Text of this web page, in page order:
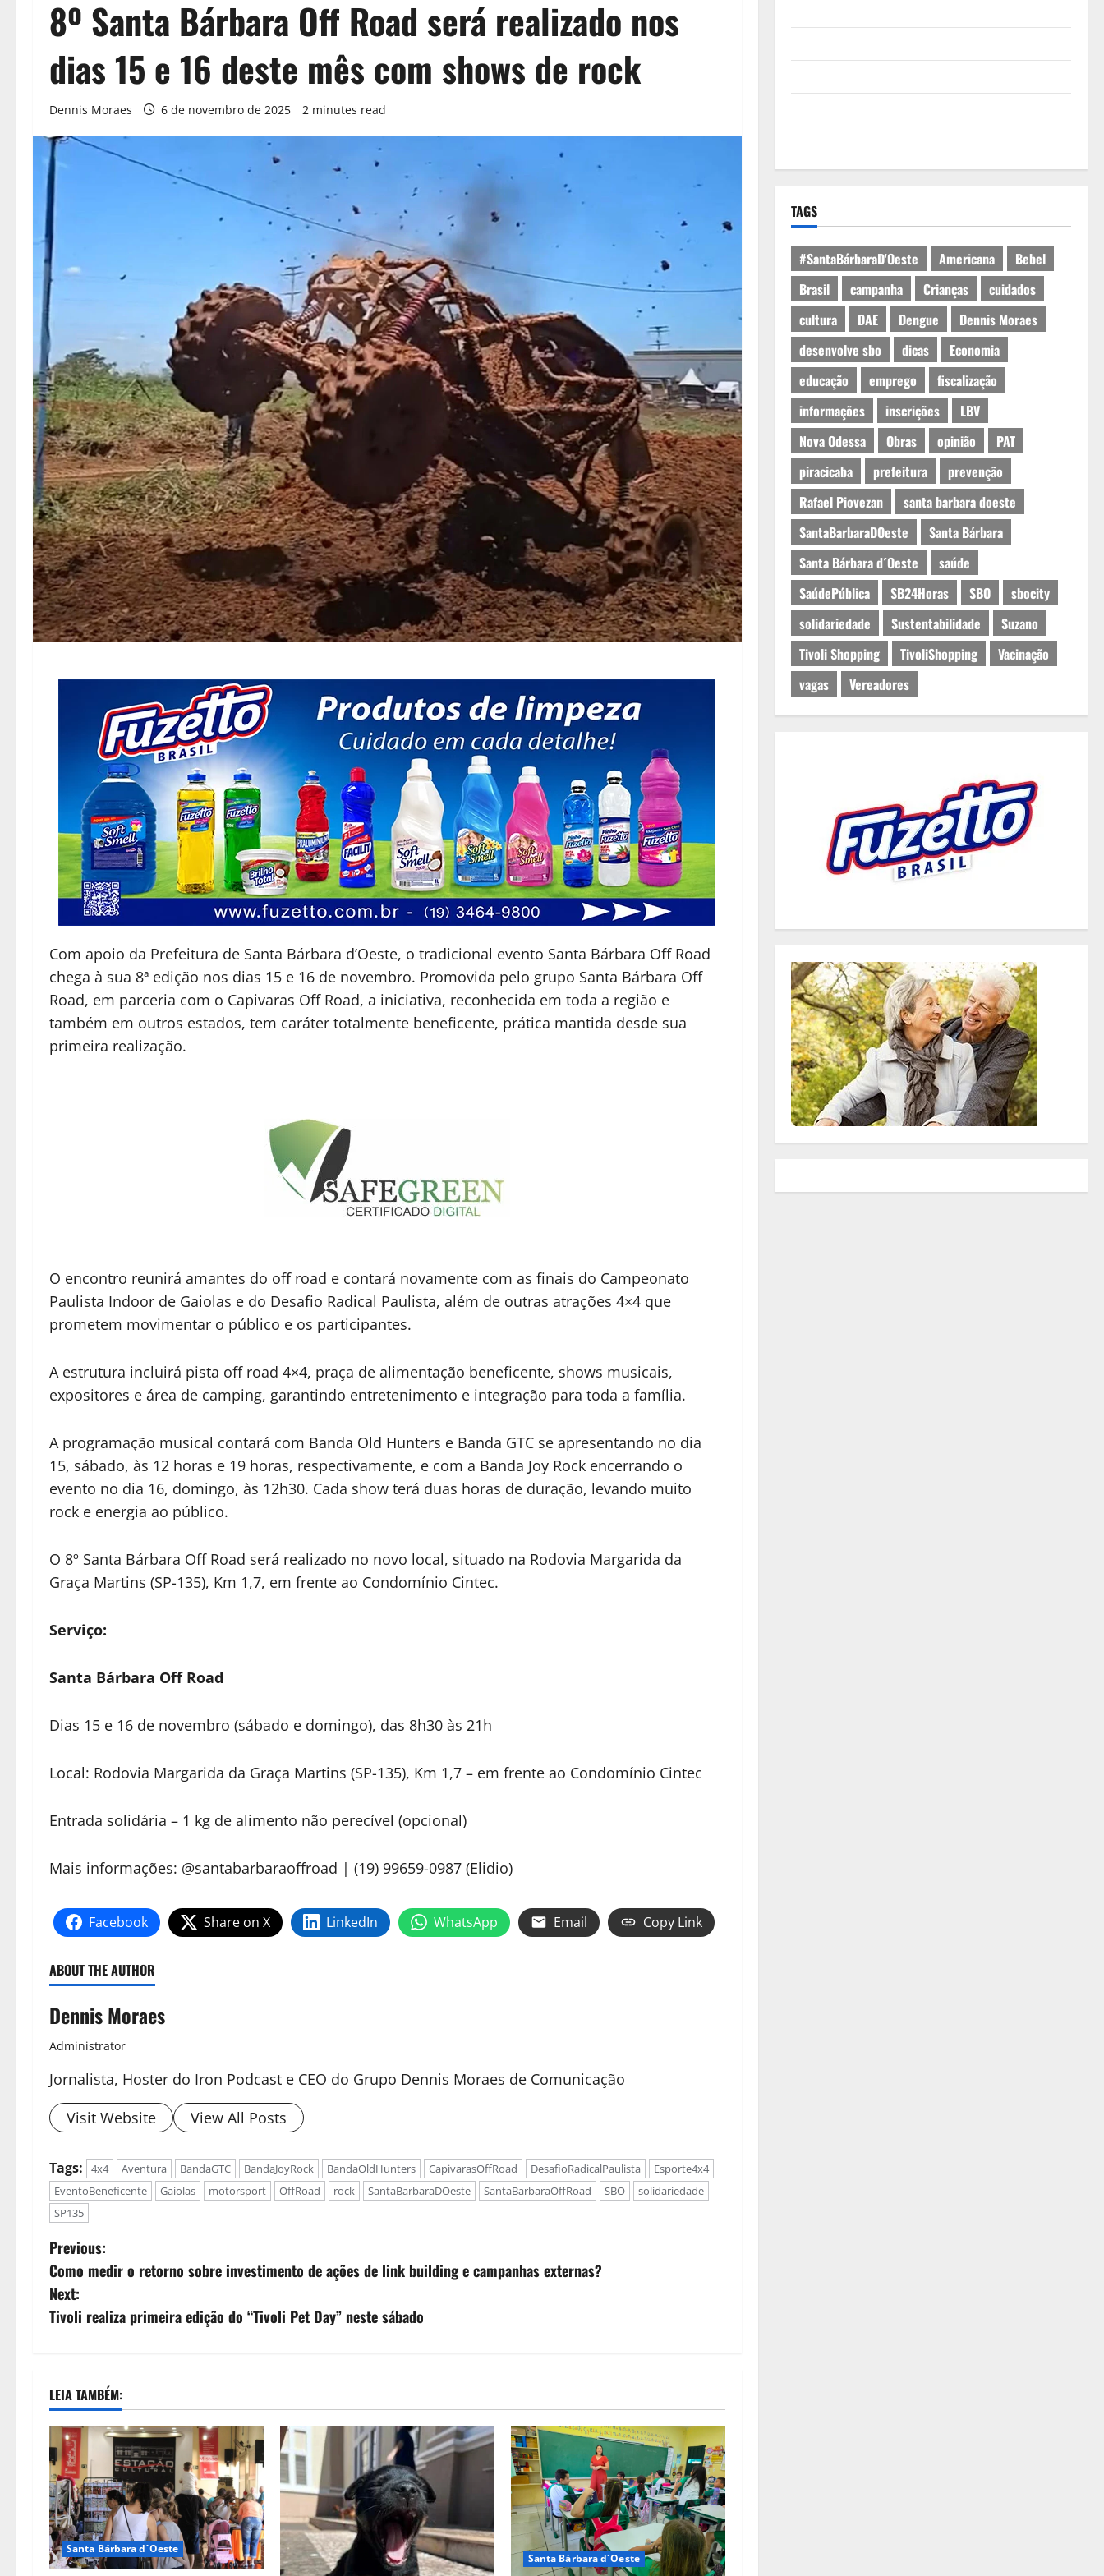
8º Santa Bárbara Off Road será realizado nos
dias 15 e 16 deste mês com shows de rock
Dennis Moraes 6 de novembro de 2025 2 minutes read
Com apoio da Prefeitura de Santa Bárbara d’Oeste, o tradicional evento Santa Bárbara Off Road
chega à sua 8ª edição nos dias 15 e 16 de novembro. Promovida pelo grupo Santa Bárbara Off
Road, em parceria com o Capivaras Off Road, a iniciativa, reconhecida em toda a região e
também em outros estados, tem caráter totalmente beneficente, prática mantida desde sua
primeira realização.
O encontro reunirá amantes do off road e contará novamente com as finais do Campeonato
Paulista Indoor de Gaiolas e do Desafio Radical Paulista, além de outras atrações 4×4 que
prometem movimentar o público e os participantes.
A estrutura incluirá pista off road 4×4, praça de alimentação beneficente, shows musicais,
expositores e área de camping, garantindo entretenimento e integração para toda a família.
A programação musical contará com Banda Old Hunters e Banda GTC se apresentando no dia
15, sábado, às 12 horas e 19 horas, respectivamente, e com a Banda Joy Rock encerrando o
evento no dia 16, domingo, às 12h30. Cada show terá duas horas de duração, levando muito
rock e energia ao público.
O 8º Santa Bárbara Off Road será realizado no novo local, situado na Rodovia Margarida da
Graça Martins (SP-135), Km 1,7, em frente ao Condomínio Cintec.
Serviço:
Santa Bárbara Off Road
Dias 15 e 16 de novembro (sábado e domingo), das 8h30 às 21h
Local: Rodovia Margarida da Graça Martins (SP-135), Km 1,7 – em frente ao Condomínio Cintec
Entrada solidária – 1 kg de alimento não perecível (opcional)
Mais informações: @santabarbaraoffroad | (19) 99659-0987 (Elidio)
Facebook Share on X LinkedIn WhatsApp Email Copy Link
ABOUT THE AUTHOR
Dennis Moraes
Administrator
Jornalista, Hoster do Iron Podcast e CEO do Grupo Dennis Moraes de Comunicação
Visit Website
View All Posts
Tags: 4x4 Aventura BandaGTC BandaJoyRock BandaOldHunters CapivarasOffRoad DesafioRadicalPaulista
Esporte4x4
EventoBeneficente
Gaiolas motorsport OffRoad rock SantaBarbaraDOeste SantaBarbaraOffRoad SBO
solidariedade
SP135
Previous:
Como medir o retorno sobre investimento de ações de link building e campanhas externas?
Next:
Tivoli realiza primeira edição do “Tivoli Pet Day” neste sábado
LEIA TAMBÉM:
Santa Bárbara d´Oeste
Santa Bárbara d´Oeste
TAGS
#SantaBárbaraD'Oeste Americana
Bebel
Brasil
campanha Crianças
cuidados
cultura
DAE Dengue
Dennis Moraes
desenvolve sbo
dicas
Economia
educação
emprego
fiscalização
informações
inscrições
LBV
Nova Odessa
Obras opinião
PAT
piracicaba
prefeitura
prevenção
Rafael Piovezan
santa barbara doeste
SantaBarbaraDOeste
Santa Bárbara
Santa Bárbara d´Oeste
saúde
SaúdePública
SB24Horas SBO
sbocity
solidariedade
Sustentabilidade
Suzano
Tivoli Shopping
TivoliShopping
Vacinação
vagas
Vereadores